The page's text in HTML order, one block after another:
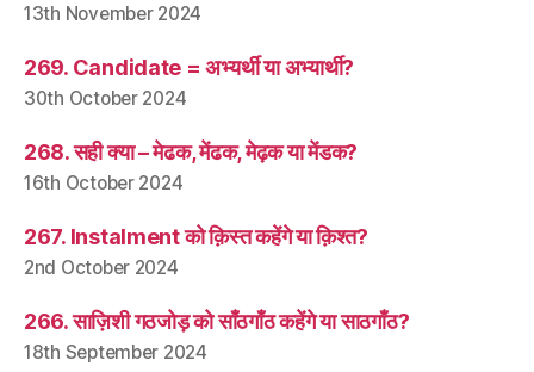
13th November 2024
269. Candidate = अभ्यर्थी या अभ्यार्थी?
30th October 2024
268. सही क्या – मेढक, मेंढक, मेढ़क या मेंडक?
16th October 2024
267. Instalment को क़िस्त कहेंगे या क़िश्त?
2nd October 2024
266. साज़िशी गठजोड़ को साँठगाँठ कहेंगे या साठगाँठ?
18th September 2024